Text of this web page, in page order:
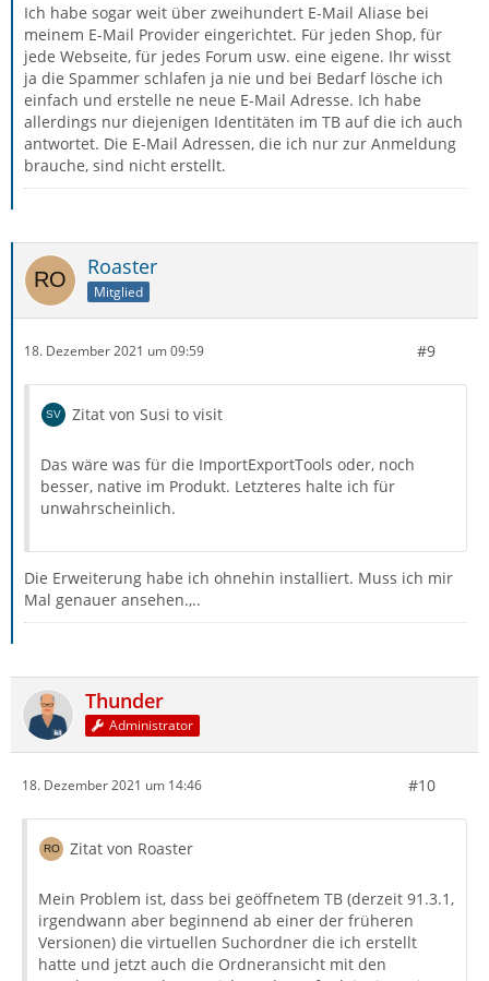
Ich habe sogar weit über zweihundert E-Mail Aliase bei
meinem E-Mail Provider eingerichtet. Für jeden Shop, für
jede Webseite, für jedes Forum usw. eine eigene. Ihr wisst
ja die Spammer schlafen ja nie und bei Bedarf lösche ich
einfach und erstelle ne neue E-Mail Adresse. Ich habe
allerdings nur diejenigen Identitäten im TB auf die ich auch
antwortet. Die E-Mail Adressen, die ich nur zur Anmeldung
brauche, sind nicht erstellt.
Roaster
Mitglied
18. Dezember 2021 um 09:59 #9
Zitat von Susi to visit
Das wäre was für die ImportExportTools oder, noch
besser, native im Produkt. Letzteres halte ich für
unwahrscheinlich.
Die Erweiterung habe ich ohnehin installiert. Muss ich mir
Mal genauer ansehen.,..
Thunder
Administrator
18. Dezember 2021 um 14:46 #10
Zitat von Roaster
Mein Problem ist, dass bei geöffnetem TB (derzeit 91.3.1,
irgendwann aber beginnend ab einer der früheren
Versionen) die virtuellen Suchordner die ich erstellt
hatte und jetzt auch die Ordneransicht mit den